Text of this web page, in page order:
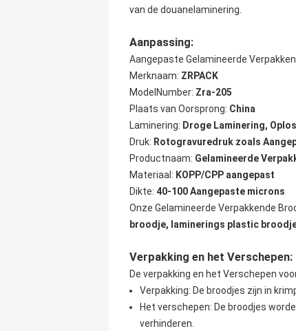
van de douanelaminering.
Aanpassing:
Aangepaste Gelamineerde
Merknaam: ZRPACK
ModelNumber: Zra-205
Plaats van Oorsprong: China
Laminering: Droge Laminering,
Druk: Rotogravuredruk zoals
Productnaam: Gelamineerde
Materiaal: KOPP/CPP aangepast
Dikte: 40-100 Aangepaste microns
Onze Gelamineerde Verpakkende
broodje, laminerings plastic
Verpakking en het Verschepen:
De verpakking en het Verschepen
Verpakking: De broodjes zijn in
Het verschepen: De broodjes
verhinderen.